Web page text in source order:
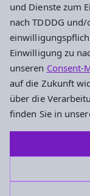
und Dienste zum
nach TDDDG und/
Einwilligung zu
unseren Consent-
auf die Zukunft
über die
finden Sie in
Kontakt
Alter Dom St.
Kaiserstr. 37
55116 Mainz